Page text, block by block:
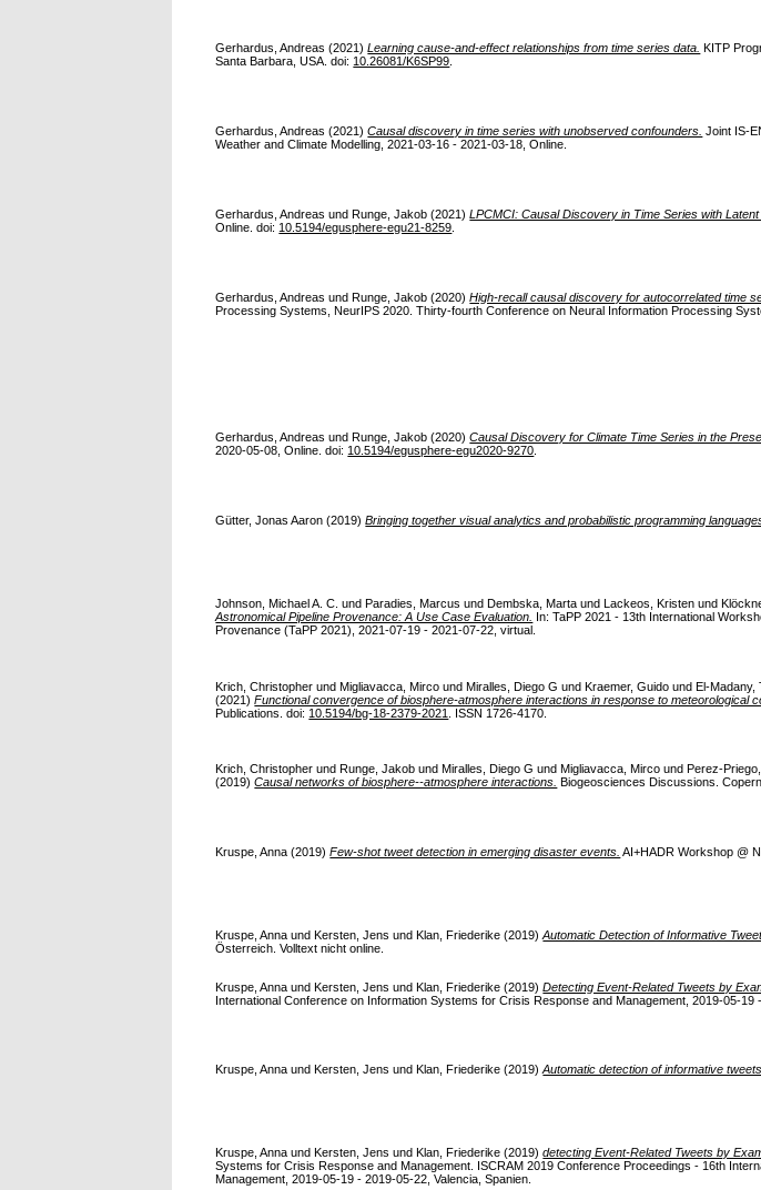
Gerhardus, Andreas (2021)Learning cause-and-effect relationships from time series data.
KITP
Santa Barbara, USA. doi: 10.26081/K6SP99
Gerhardus, Andreas (2021)Causal discovery in time series with unobserved confounders. Joint IS-
Weather and Climate Modelling, 2021-03-16 - 2021-03-18, Online.
Gerhardus, Andreas undRunge, Jakob (2021)LPCMCI: Causal Discovery in Time Series with Latent
Online. doi: 10.5194/egusphere-egu21-8259
Gerhardus, Andreas undRunge, Jakob (2020)High-recall causal discovery for autocorrelated time
Processing Systems, NeurIPS 2020. Thirty-fourth Conference on Neural Information Processing
Gerhardus, Andreas und Runge, Jakob (2020)Causal Discovery for Climate Time Series in the
2020-05-08, Online. doi: 10.5194/egusphere-egu2020-9270
Gütter, Jonas Aaron (2019)Bringing together visual analytics and probabilistic programming
Johnson, Michael A. C. undParadies, Marcus undDembska, Marta undLackeos, Kristen und
Astronomical Pipeline Provenance: A Use Case Evaluation. In: TaPP 2021 - 13th International
Provenance (TaPP 2021), 2021-07-19 - 2021-07-22, virtual.
Krich, Christopher undMigliavacca, Mirco undMiralles, Diego G undKraemer, Guido undEl-Madany,
(2021)Functional convergence of biosphere-atmosphere interactions in response to meteorological
Publications. doi: 10.5194/bg-18-2379-2021 . ISSN 1726-4170.
Krich, Christopher und Runge, Jakob und Miralles, Diego G und Migliavacca, Mirco und Perez-
(2019)Causal networks of biosphere--atmosphere interactions. Biogeosciences Discussions.
Kruspe, Anna (2019)Few-shot tweet detection in emerging disaster events. AI+HADR Workshop @
Kruspe, Anna undKersten, Jens undKlan, Friederike (2019)Automatic Detection of Informative
Österreich. Volltext nicht online.
Kruspe, Anna undKersten, Jens undKlan, Friederike (2019)Detecting Event-Related Tweets by
International Conference on Information Systems for Crisis Response and Management, 2019-05-19
Kruspe, Anna und Kersten, Jens und Klan, Friederike (2019)Automatic detection of informative
Kruspe, Anna undKersten, Jens undKlan, Friederike (2019)detecting Event-Related Tweets by
Systems for Crisis Response and Management. ISCRAM 2019 Conference Proceedings - 16th
Management, 2019-05-19 - 2019-05-22, Valencia, Spanien.